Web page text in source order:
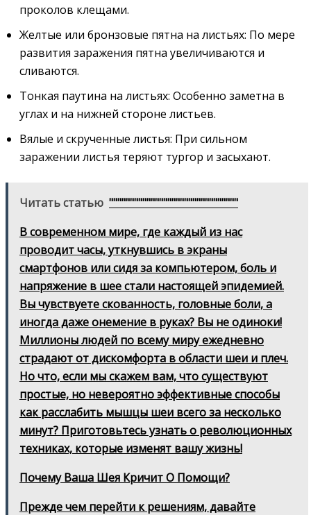
проколов клещами.
Желтые или бронзовые пятна на листьях: По мере
развития заражения пятна увеличиваются и
сливаются.
Тонкая паутина на листьях: Особенно заметна в
углах и на нижней стороне листьев.
Вялые и скрученные листья: При сильном
заражении листья теряют тургор и засыхают.
Читать статью """""""""""""""""""""""""""""""
В современном мире, где каждый из нас
проводит часы, уткнувшись в экраны
смартфонов или сидя за компьютером, боль и
напряжение в шее стали настоящей эпидемией.
Вы чувствуете скованность, головные боли, а
иногда даже онемение в руках? Вы не одиноки!
Миллионы людей по всему миру ежедневно
страдают от дискомфорта в области шеи и плеч.
Но что, если мы скажем вам, что существуют
простые, но невероятно эффективные способы
как расслабить мышцы шеи всего за несколько
минут? Приготовьтесь узнать о революционных
техниках, которые изменят вашу жизнь!
Почему Ваша Шея Кричит О Помощи?
Прежде чем перейти к решениям, давайте